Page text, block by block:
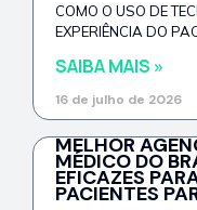
COMO O USO DE
EXPERIÊNCIA DO
SAIBA MAIS »
16 de julho de 2026
MELHOR
MÉDICO DO
EFICAZES
PACIENTES